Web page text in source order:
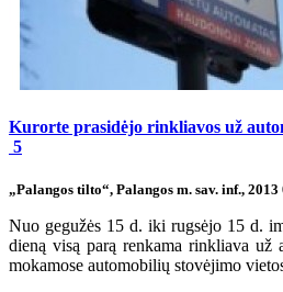
Kurorte prasidėjo rinkliavos už
5
„Palangos tilto“, Palangos m. sav. inf.,
Nuo gegužės 15 d. iki rugsėjo 15 d.
dieną visą parą renkama rinkliava už
mokamose automobilių stovėjimo